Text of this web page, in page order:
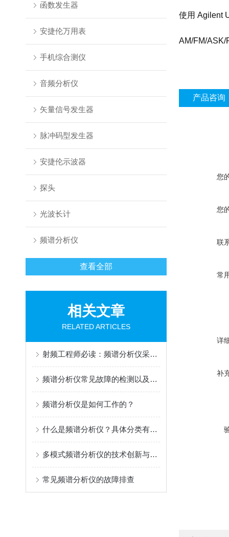
函数发生器
安捷伦万用表
手机综合测仪
音频分析仪
矢量信号发生器
脉冲码型发生器
安捷伦示波器
探头
光波长计
频谱分析仪
查看全部
相关文章
RELATED ARTICLES
射频工程师必读：频谱分析仪采购避坑指南与高性价比渠道盘点！
频谱分析仪常见故障的检测以及维修过程
频谱分析仪是如何工作的？
什么是频谱分析仪？具体分类有哪些？
多模式频谱分析仪的技术创新与应用前景
常见频谱分析仪的故障排查
使用 Agilent
AM/FM/ASK/
产品咨询
您
您
联
常
详
补